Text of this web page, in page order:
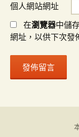
個人網站網址
在瀏覽器中儲
網址，以供下次發